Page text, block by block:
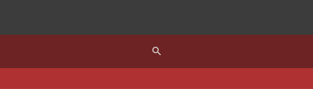
search